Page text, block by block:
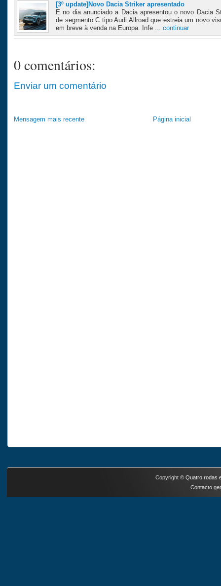
[3º update]Novo Dacia Striker apresentado
E no dia anunciado a Dacia apresentou o novo Dacia
de segmento C tipo Audi Allroad que estreia um novo
em breve à venda na Europa. Infe ... continuar
0 comentários:
Enviar um comentário
Mensagem mais recente Página inicial
Copyright © Quatro rodas
Contacto